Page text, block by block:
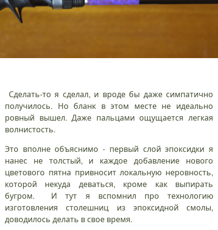
Сделать-то я сделал, и вроде бы даже симпатично
получилось. Но бланк в этом месте не идеально
ровный вышел. Даже пальцами ощущается легкая
волнистость.
Это вполне объяснимо - первый слой эпоксидки я
нанес не толстый, и каждое добавление нового
цветового пятна привносит локальную неровность,
которой некуда деваться, кроме как выпирать
бугром. И тут я вспомнил про технологию
изготовления столешниц из эпоксидной смолы,
доводилось делать в свое время.